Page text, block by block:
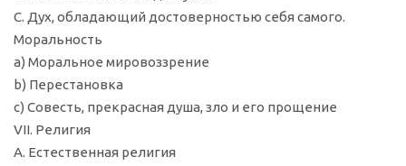
C. Дух, обладающий достоверностью себя самого.
Моральность
a) Моральное мировоззрение
b) Перестановка
c) Совесть, прекрасная душа, зло и его прощение
VII. Религия
A. Естественная религия